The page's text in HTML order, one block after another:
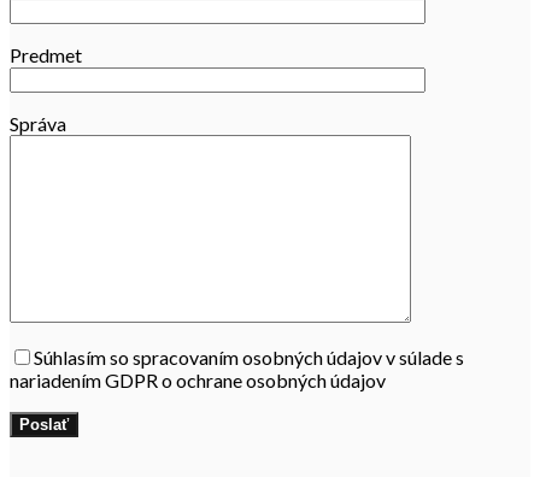
Predmet
Správa
Súhlasím so spracovaním osobných údajov v súlade s
nariadením GDPR o ochrane osobných údajov